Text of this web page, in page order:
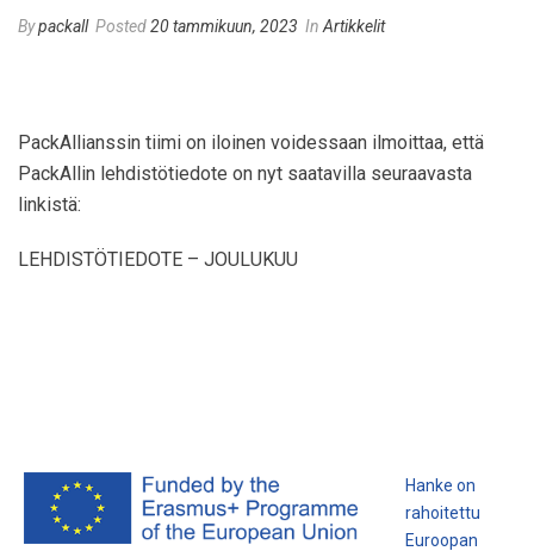
Bypackall Posted20 tammikuun, 2023 In Artikkelit
PackAllianssin tiimi on iloinen voidessaan ilmoittaa, että
PackAllin lehdistötiedote on nyt saatavilla seuraavasta
linkistä:
LEHDISTÖTIEDOTE – JOULUKUU
Hanke on
rahoitettu
Euroopan